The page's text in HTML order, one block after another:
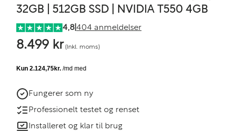
32GB | 512GB SSD | NVIDIA T550 4GB
4,8|404 anmeldelser
8.499 kr(Inkl. moms)
Fungerer som ny
Professionelt testet og renset
Installeret og klar til brug